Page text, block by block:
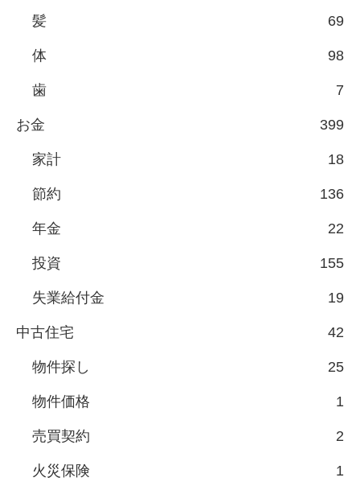
髪 69
体 98
歯 7
お金 399
家計 18
節約 136
年金 22
投資 155
失業給付金 19
中古住宅 42
物件探し 25
物件価格 1
売買契約 2
火災保険 1